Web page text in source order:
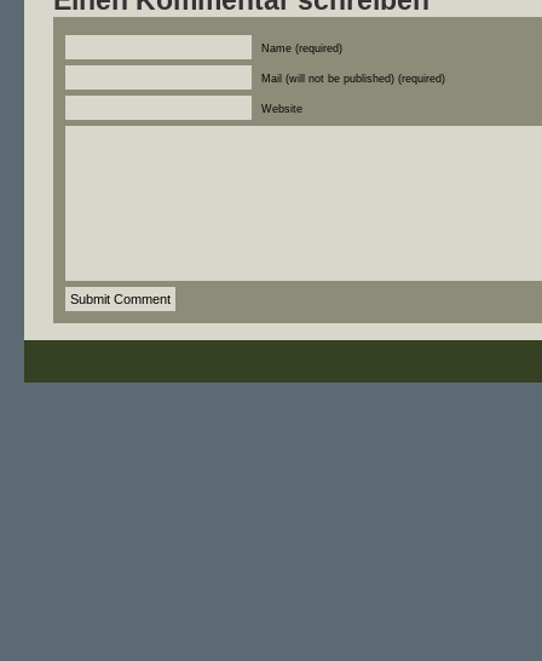
Name (required)
Mail (will not be published) (required)
Website